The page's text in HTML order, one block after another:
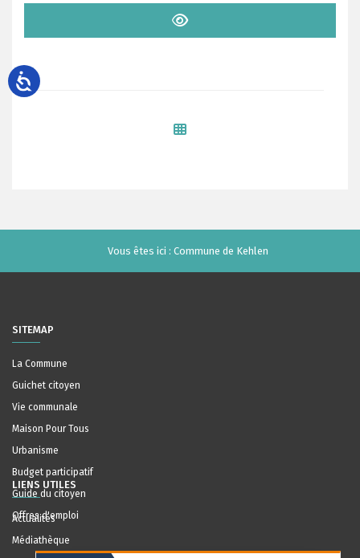
Vous êtes ici : Commune de Kehlen
SITEMAP
La Commune
Guichet citoyen
Vie communale
Maison Pour Tous
Urbanisme
Budget participatif
Guide du citoyen
Offres d'emploi
LIENS UTILES
Actualités
Médiathèque